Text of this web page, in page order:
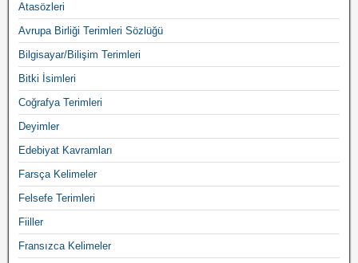
Atasözleri
Avrupa Birliği Terimleri Sözlüğü
Bilgisayar/Bilişim Terimleri
Bitki İsimleri
Coğrafya Terimleri
Deyimler
Edebiyat Kavramları
Farsça Kelimeler
Felsefe Terimleri
Fiiller
Fransızca Kelimeler